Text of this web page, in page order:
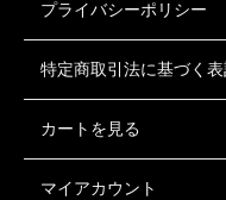
プライバシーポリシー
特定商取引法に基づく
カートを見る
マイアカウント